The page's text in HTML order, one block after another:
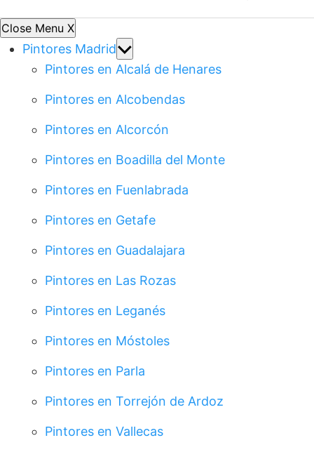
Close Menu X
Pintores MadridShow
sub
Pintores en Alcalá de Henares
Pintores en Alcobendas
Pintores en Alcorcón
Pintores en Boadilla del Monte
Pintores en Fuenlabrada
Pintores en Getafe
Pintores en Guadalajara
Pintores en Las Rozas
Pintores en Leganés
Pintores en Móstoles
Pintores en Parla
Pintores en Torrejón de Ardoz
Pintores en Vallecas